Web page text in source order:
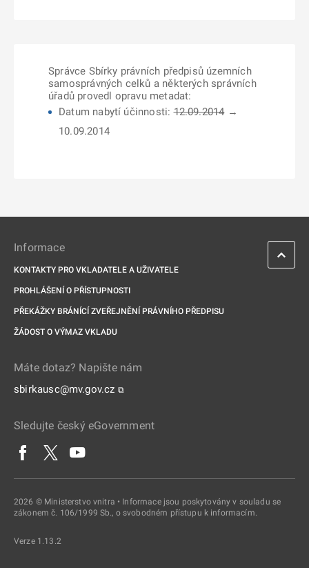
Správce Sbírky právních předpisů územních
samosprávných celků a některých správních
úřadů provedl opravu metadat:
Datum nabytí účinnosti:12.09.2014→
10.09.2014
Informace
KONTAKTY PRO VKLADATELE A UŽIVATELE
PROHLÁŠENÍ O PŘÍSTUPNOSTI
PŘEKÁŽKY BRÁNÍCÍ ZVEŘEJNĚNÍ PRÁVNÍHO PŘEDPISU
ŽÁDOST O VÝMAZ VKLADU
Máte dotaz? Napište nám
sbirkausc@mv.gov.cz ⧉
Sledujte český eGovernment
2026 © Ministerstvo vnitra • Informace jsou poskytovány v souladu se
zákonem č. 106/1999 Sb., o svobodném přístupu k informacím.
Verze 1.13.2